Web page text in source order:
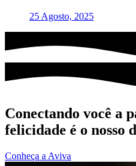
25 Agosto, 2025
Conectando você a
felicidade é o nosso
Conheça a Aviva